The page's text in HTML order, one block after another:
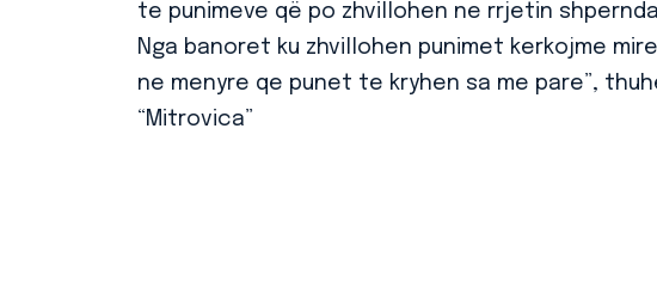
te punimeve që po zhvillohen ne rrjetin
Nga banoret ku zhvillohen punimet kerkojme
ne menyre qe punet te kryhen sa me pare”,
“Mitrovica”